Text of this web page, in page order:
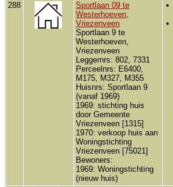
288
Sportlaan 09 te
Westerhoeven,
Vriezenveen
Sportlaan 9 te
Westerhoeven,
Vriezenveen
Leggernrs: 802, 7331
Perceelnrs: E6400,
M175, M327, M355
Huisnrs: Sportlaan 9
(vanaf 1969)
1969: stichting huis
door Gemeente
Vriezenveen [1315]
1970: verkoop huis aan
Woningstichting
Vriezenveen [75021]
Bewoners:
1969: Woningstichting
(nieuw huis)